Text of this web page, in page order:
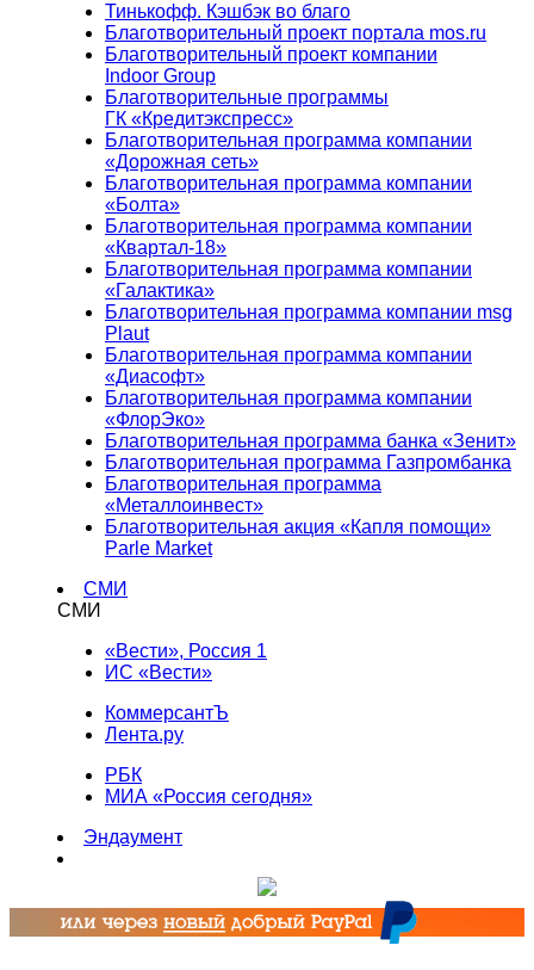
Тинькофф. Кэшбэк во благо
Благотворительный проект портала mos.ru
Благотворительный проект компании
Indoor Group
Благотворительные программы
ГК «Кредитэкспресс»
Благотворительная программа компании
«Дорожная сеть»
Благотворительная программа компании
«Болта»
Благотворительная программа компании
«Квартал-18»
Благотворительная программа компании
«Галактика»
Благотворительная программа компании msg
Plaut
Благотворительная программа компании
«Диасофт»
Благотворительная программа компании
«ФлорЭко»
Благотворительная программа банка «Зенит»
Благотворительная программа Газпромбанка
Благотворительная программа
«Металлоинвест»
Благотворительная акция «Капля помощи»
Parle Market
СМИ
СМИ
«Вести», Россия 1
ИС «Вести»
КоммерсантЪ
Лента.ру
РБК
МИА «Россия сегодня»
Эндаумент